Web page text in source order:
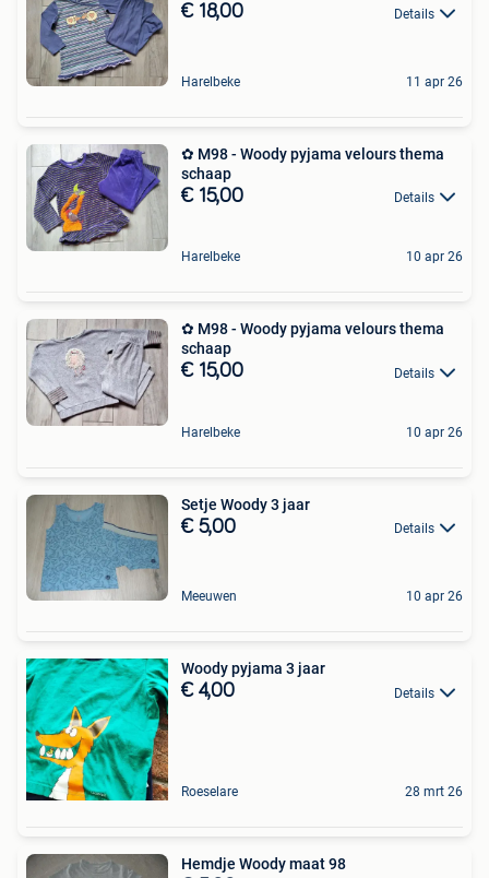
€ 18,00 Details
Harelbeke 11 apr 26
✿ M98 - Woody pyjama velours thema
schaap
€ 15,00 Details
Harelbeke 10 apr 26
✿ M98 - Woody pyjama velours thema
schaap
€ 15,00 Details
Harelbeke 10 apr 26
Setje Woody 3 jaar
€ 5,00 Details
Meeuwen 10 apr 26
Woody pyjama 3 jaar
€ 4,00 Details
Roeselare 28 mrt 26
Hemdje Woody maat 98